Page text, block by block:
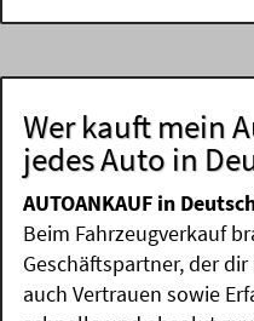
Wer kauft mein
jedes Auto in
AUTOANKAUF in
Beim Fahrzeugverkauf
Geschäftspartner, der
auch Vertrauen sowie